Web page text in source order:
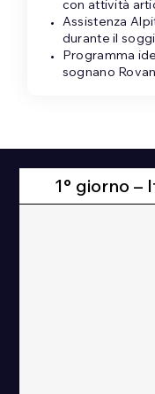
con attività
Assistenza
durante il
Programma
sognano
1° giorno –